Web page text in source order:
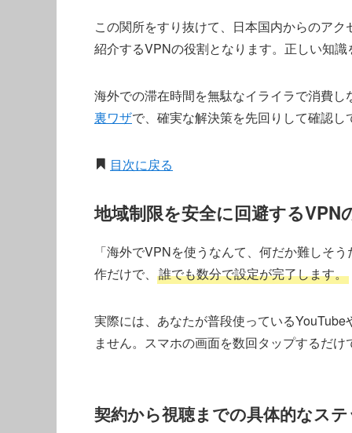
この関所をすり抜けて、日本国内からのア
紹介するVPNの役割となります。正しい知
海外での滞在時間を無駄なイライラで消費し
裏ワザで、確実な解決策を先回りして確認
目次に戻る
地域制限を安全に回避するVPN
「海外でVPNを使うなんて、何だか難しそ
作だけで、 誰でも数分で設定が完了します。
実際には、あなたが普段使っている
ません。スマホの画面を数回タップするだ
契約から視聴までの具体的なス